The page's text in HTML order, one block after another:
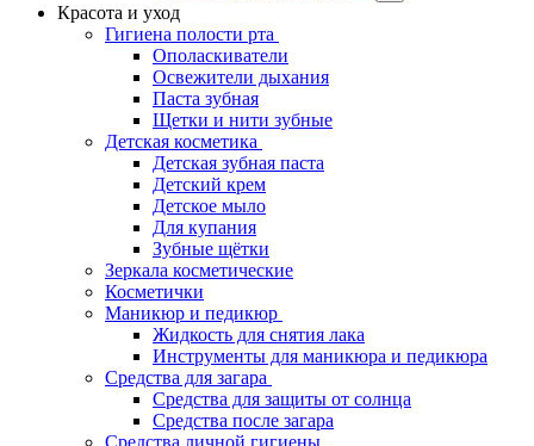
Красота и уход
Гигиена полости рта
Ополаскиватели
Освежители дыхания
Паста зубная
Щетки и нити зубные
Детская косметика
Детская зубная паста
Детский крем
Детское мыло
Для купания
Зубные щётки
Зеркала косметические
Косметички
Маникюр и педикюр
Жидкость для снятия лака
Инструменты для маникюра и педикюра
Средства для загара
Средства для защиты от солнца
Средства после загара
Средства личной гигиены